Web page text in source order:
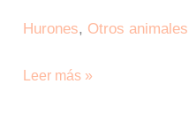
Hurones, Otros animales
cuidar
Leer más »